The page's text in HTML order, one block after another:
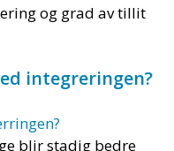
og grad av tillit
integreringen?
blir stadig bedre